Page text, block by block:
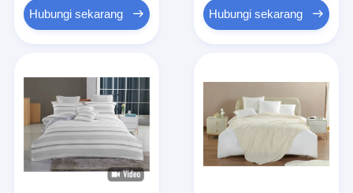
Hubungi sekarang Hubungi sekarang